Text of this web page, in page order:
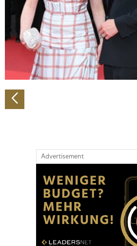
Wir verwenden Cookies, um Inhalte
personalisieren, Funktionen für
zu können und die Zugriffe auf
analysieren. Außerdem geben wir
Verwendung unserer Website an
soziale Medien, Werbung und
Partner führen diese Informationen
weiteren Daten zusammen, die Sie
Advertisement